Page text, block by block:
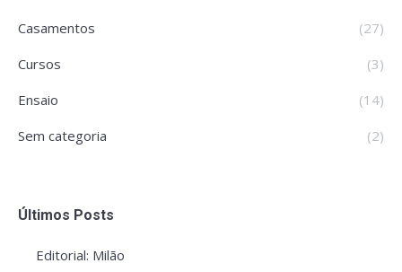
Casamentos
(27)
Cursos
(3)
Ensaio
(14)
Sem categoria
(2)
Últimos Posts
Editorial: Milão